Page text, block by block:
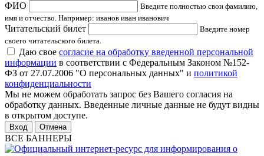
ФИО
Введите полностью свои фамилию,
имя и отчество. Например: иванов иван иванович
Читательский билет
Введите номер
своего читательского билета.
Даю свое согласие на обработку введенной персональной
информации в соответствии с Федеральным Законом №152-
ФЗ от 27.07.2006 "О персональных данных" и политикой
конфиденциальности
Мы не можем обработать запрос без Вашего согласия на
обработку данных. Введенные личные данные не будут видны
в открытом доступе.
Отмена
ВСЕ БАННЕРЫ